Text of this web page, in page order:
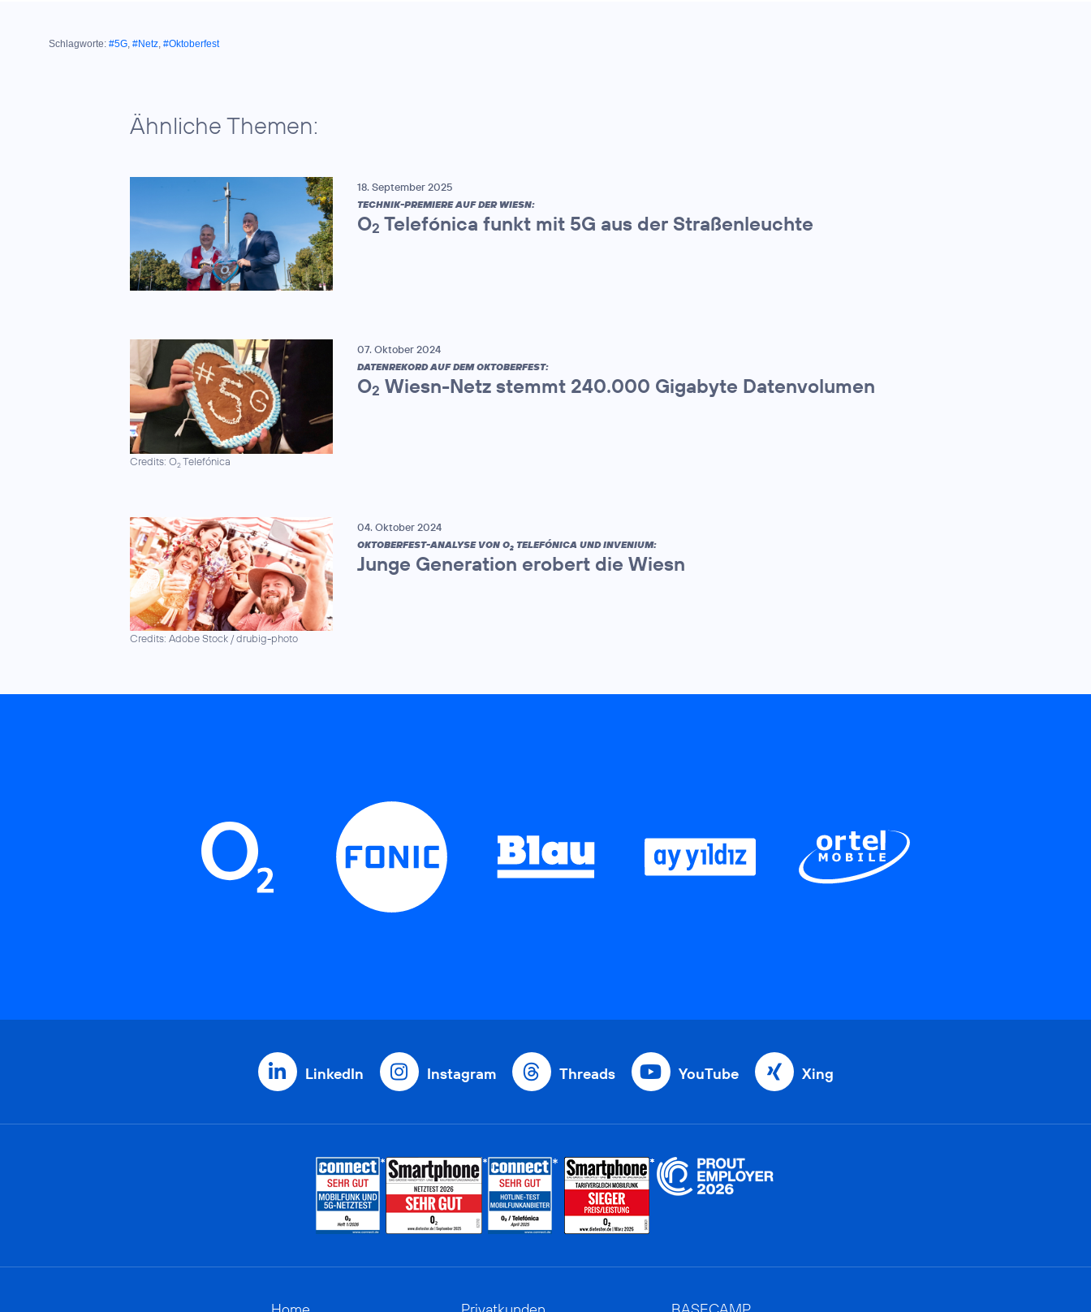
Schlagworte: #5G #Netz #Oktoberfest
Ähnliche Themen:
18. September 2025
TECHNIK-PREMIERE AUF DER WIESN:
O2 Telefónica funkt mit 5G aus der Straßenleuchte
Credits: O2Telefónica
07. Oktober 2024
DATENREKORD AUF DEM OKTOBERFEST:
O2 Wiesn-Netz stemmt 240.000 Gigabyte Datenvolumen
Credits: Adobe Stock / drubig-photo
04. Oktober 2024
OKTOBERFEST-ANALYSE VON O2 TELEFÓNICA UND INVENIUM:
Junge Generation erobert die Wiesn
LinkedIn Instagram Threads YouTube Xing